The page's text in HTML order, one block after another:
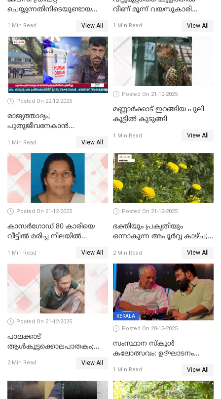
ചെയ്യുന്നതിനിടെയുണ്ടായ
ദാരുണാന്ത്യം; ജീപ്സി
ഓടിച്ചയാൾ അറസ്റ്റിൽ.
1 Min Read View All
വീണ് മൂന്ന് വയസുകാരി
1 Min Read View All
Posted On 22-12-2025
രാജ്യത്താദ്യം;
പുതുജീവനേകാൻ
എറണാകുളം സർക്കാർ
ജനറൽ
ആശുപത്രിയിലെത്തിച്ചു
1 Min Read View All
Posted On 21-12-2025
മണ്ണാർക്കാട് ഇറങ്ങിയ പുലി
കൂട്ടിൽ കുടുങ്ങി
1 Min Read View All
Posted On 21-12-2025
കാസർഗോഡ് 80 കാരിയെ
വീട്ടിൽ മരിച്ച നിലയിൽ
1 Min Read View All
Posted On 21-12-2025
ഭക്തിയും പ്രകൃതിയും
ഒന്നാകുന്ന അപൂര്‍വ്വ കാഴ്ച;
കാഴ്ചാനുഭവമൊരുക്കി
ശബരീ നന്ദനം
2 Min Read View All
Posted On 21-12-2025
പാലക്കാട്‌
ആൾകൂട്ടക്കൊലപാതകം;
ഊർജ്ജിതമാക്കിമാക്കി
2 Min Read View All
KERALA
Posted On 20-12-2025
സംസ്ഥാന സ്കൂൾ
കലോത്സവം: ഉദ്ഘാടനം
മുഖ്യാതിഥിയായി
മോഹൻലാൽ
1 Min Read View All